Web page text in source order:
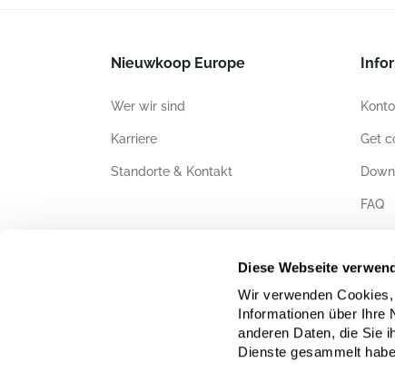
Diese Webseite
Wir verwenden
Informationen über Ihre
anderen Daten, die Sie
Dienste gesammelt
Nieuwkoop Europe
Wer wir sind
Karriere
Standorte & Kontakt
Get
FAQ